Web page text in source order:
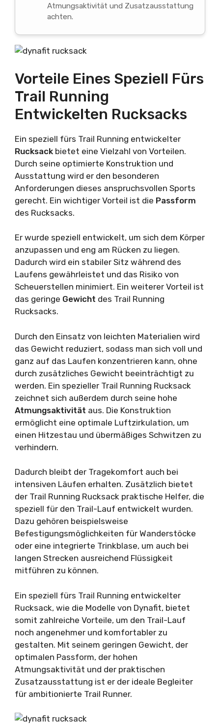
Atmungsaktivität und Zusatzausstattung
achten.
Vorteile Eines Speziell Fürs
Trail Running
Entwickelten Rucksacks
Ein speziell fürs Trail Running entwickelter
Rucksack bietet eine Vielzahl von Vorteilen.
Durch seine optimierte Konstruktion und
Ausstattung wird er den besonderen
Anforderungen dieses anspruchsvollen Sports
gerecht. Ein wichtiger Vorteil ist die Passform
des Rucksacks.
Er wurde speziell entwickelt, um sich dem Körper
anzupassen und eng am Rücken zu liegen.
Dadurch wird ein stabiler Sitz während des
Laufens gewährleistet und das Risiko von
Scheuerstellen minimiert. Ein weiterer Vorteil ist
das geringe Gewicht des Trail Running
Rucksacks.
Durch den Einsatz von leichten Materialien wird
das Gewicht reduziert, sodass man sich voll und
ganz auf das Laufen konzentrieren kann, ohne
durch zusätzliches Gewicht beeinträchtigt zu
werden. Ein spezieller Trail Running Rucksack
zeichnet sich außerdem durch seine hohe
Atmungsaktivität aus. Die Konstruktion
ermöglicht eine optimale Luftzirkulation, um
einen Hitzestau und übermäßiges Schwitzen zu
verhindern.
Dadurch bleibt der Tragekomfort auch bei
intensiven Läufen erhalten. Zusätzlich bietet
der Trail Running Rucksack praktische Helfer, die
speziell für den Trail-Lauf entwickelt wurden.
Dazu gehören beispielsweise
Befestigungsmöglichkeiten für Wanderstöcke
oder eine integrierte Trinkblase, um auch bei
langen Strecken ausreichend Flüssigkeit
mitführen zu können.
Ein speziell fürs Trail Running entwickelter
Rucksack, wie die Modelle von Dynafit, bietet
somit zahlreiche Vorteile, um den Trail-Lauf
noch angenehmer und komfortabler zu
gestalten. Mit seinem geringen Gewicht, der
optimalen Passform, der hohen
Atmungsaktivität und der praktischen
Zusatzausstattung ist er der ideale Begleiter
für ambitionierte Trail Runner.